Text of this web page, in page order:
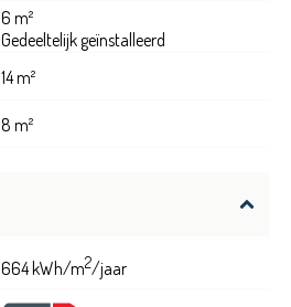
6 m²
Gedeeltelijk geïnstalleerd
14 m²
8 m²
664 kWh/m2/jaar